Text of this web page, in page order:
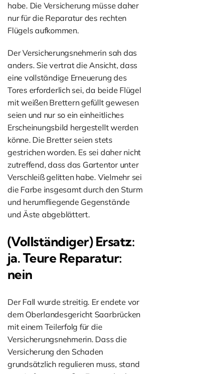
habe. Die Versicherung müsse daher
nur für die Reparatur des rechten
Flügels aufkommen.
Der Versicherungsnehmerin sah das
anders. Sie vertrat die Ansicht, dass
eine vollständige Erneuerung des
Tores erforderlich sei, da beide Flügel
mit weißen Brettern gefüllt gewesen
seien und nur so ein einheitliches
Erscheinungsbild hergestellt werden
könne. Die Bretter seien stets
gestrichen worden. Es sei daher nicht
zutreffend, dass das Gartentor unter
Verschleiß gelitten habe. Vielmehr sei
die Farbe insgesamt durch den Sturm
und herumfliegende Gegenstände
und Äste abgeblättert.
(Vollständiger) Ersatz:
ja. Teure Reparatur:
nein
Der Fall wurde streitig. Er endete vor
dem Oberlandesgericht Saarbrücken
mit einem Teilerfolg für die
Versicherungsnehmerin. Dass die
Versicherung den Schaden
grundsätzlich regulieren muss, stand